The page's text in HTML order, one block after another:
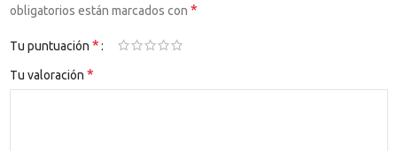
obligatorios están marcados con *
Tu puntuación *
Tu valoración *